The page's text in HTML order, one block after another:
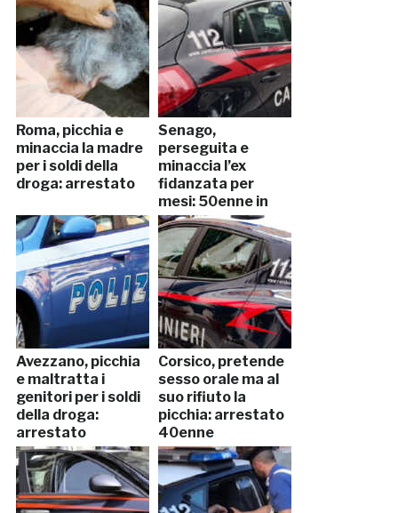
Roma, picchia e
minaccia la madre
per i soldi della
droga: arrestato
Senago,
perseguita e
minaccia l’ex
fidanzata per
mesi: 50enne in
manette
Avezzano, picchia
e maltratta i
genitori per i soldi
della droga:
arrestato
Corsico, pretende
sesso orale ma al
suo rifiuto la
picchia: arrestato
40enne